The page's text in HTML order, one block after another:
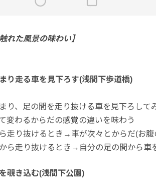
れた風景の味わい】
り走る車を見下ろす(浅間下歩道橋)
り、足の間を走り抜ける車を見下ろして
変わるからだの感覚の違いを味わう
走り抜けるとき→車が次々とからだ(お
ら走り抜けるとき→自分の足の間から車
覗き込む(浅間下公園)